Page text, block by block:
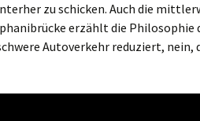
zu schicken. Auch die
erzählt die Philosophie
Autoverkehr reduziert, nein,